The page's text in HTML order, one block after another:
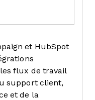
et HubSpot
flux de travail
support client,
et de la